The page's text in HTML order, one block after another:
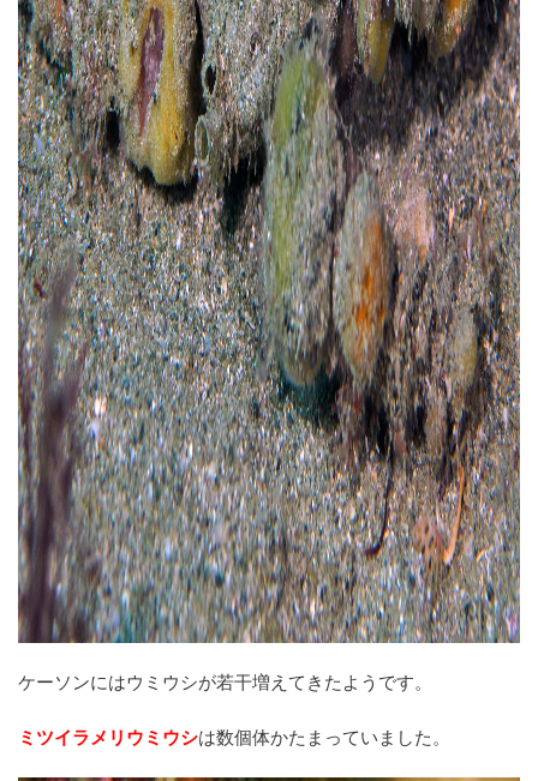
ケーソンにはウミウシが若干増えてきたようです。
ミツイラメリウミウシは数個体かたまっていました。